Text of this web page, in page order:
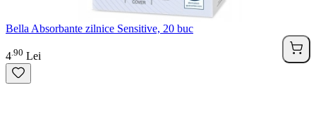
Bella Absorbante zilnice Sensitive, 20 buc
4 90 Lei